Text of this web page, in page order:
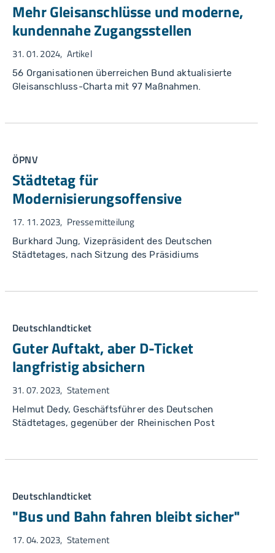
Mehr Gleisanschlüsse und moderne,
kundennahe Zugangsstellen
31. 01. 2024 Artikel
56 Organisationen überreichen Bund aktualisierte
Gleisanschluss-Charta mit 97 Maßnahmen.
ÖPNV
Städtetag für
Modernisierungsoffensive
17. 11. 2023 Pressemitteilung
Burkhard Jung, Vizepräsident des Deutschen
Städtetages, nach Sitzung des Präsidiums
Deutschlandticket
Guter Auftakt, aber D-Ticket
langfristig absichern
31. 07. 2023 Statement
Helmut Dedy, Geschäftsführer des Deutschen
Städtetages, gegenüber der Rheinischen Post
Deutschlandticket
"Bus und Bahn fahren bleibt sicher"
17. 04. 2023 Statement